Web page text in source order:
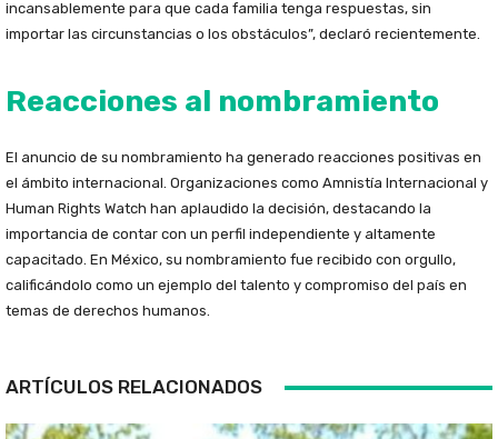
incansablemente para que cada familia tenga respuestas, sin
importar las circunstancias o los obstáculos”, declaró recientemente.
Reacciones al nombramiento
El anuncio de su nombramiento ha generado reacciones positivas en
el ámbito internacional. Organizaciones como Amnistía Internacional y
Human Rights Watch han aplaudido la decisión, destacando la
importancia de contar con un perfil independiente y altamente
capacitado. En México, su nombramiento fue recibido con orgullo,
calificándolo como un ejemplo del talento y compromiso del país en
temas de derechos humanos.
ARTÍCULOS RELACIONADOS